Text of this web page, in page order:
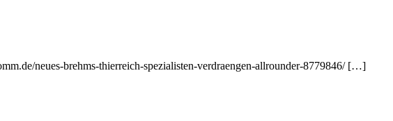
neues-brehms-thierreich-spezialisten-verdraengen-allrounder-8779846/ […]